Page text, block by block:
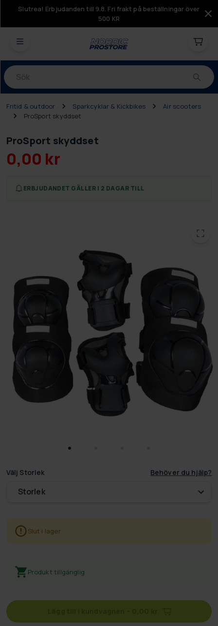
Slutrea! Erbjudanden till 9.8. Fri frakt på beställningar över
500 KR
Produkter
Fritid & outdoor Sparkcyklar & Kickbikes
Air scooters
ProSport skyddset
ProSport skyddset
0,00 kr
ERBJUDANDET GÄLLER I 2 DAGAR TILL
Välj Storlek Behöver du hjälp?
Storlek
Slut i lager
Produkt tillgänglig